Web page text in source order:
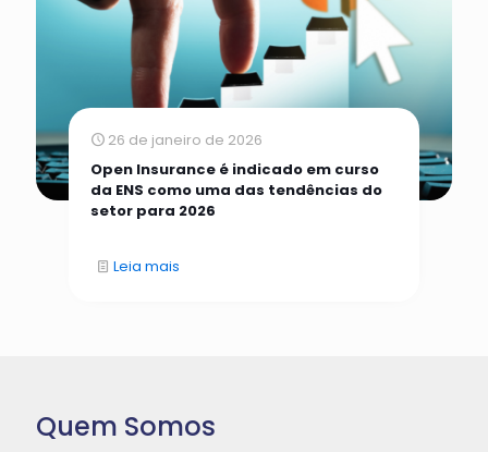
26 de janeiro de 2026
Open Insurance é indicado em curso
da ENS como uma das tendências do
setor para 2026
Leia mais
Quem Somos